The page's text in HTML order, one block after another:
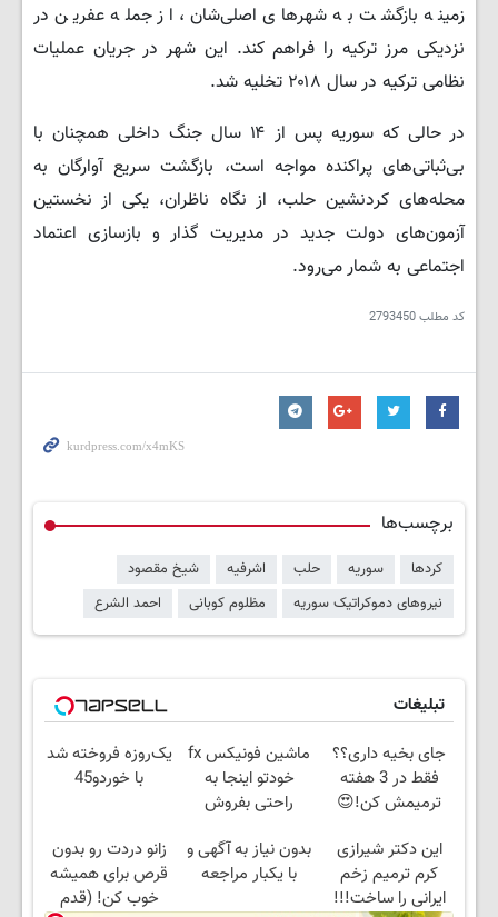
زمینه بازگشت به شهرهای اصلی‌شان، از جمله عفرین در
نزدیکی مرز ترکیه را فراهم کند. این شهر در جریان عملیات
نظامی ترکیه در سال ۲۰۱۸ تخلیه شد.
در حالی که سوریه پس از ۱۴ سال جنگ داخلی همچنان با
بی‌ثباتی‌های پراکنده مواجه است، بازگشت سریع آوارگان به
محله‌های کردنشین حلب، از نگاه ناظران، یکی از نخستین
آزمون‌های دولت جدید در مدیریت گذار و بازسازی اعتماد
اجتماعی به شمار می‌رود.
کد مطلب2793450
برچسب‌ها
کردها سوریه حلب اشرفیه
شیخ مقصود
نیروهای دموکراتیک سوریه
مظلوم کوبانی احمد الشرع
تبلیغات
جای بخیه داری؟؟
فقط در 3 هفته
ترمیمش کن!😍
ماشین فونیکس fx
خودتو اینجا به
راحتی بفروش
یک‌روزه فروخته شد
با خوردو45
این دکتر شیرازی
کرم ترمیم زخم
ایرانی را ساخت!!!
بدون نیاز به آگهی و
با یکبار مراجعه
زانو دردت رو بدون
قرص برای همیشه
خوب کن! (قدم